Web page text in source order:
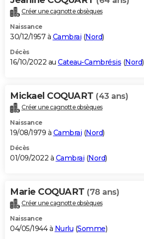
Créer une cagnotte obsèques
Naissance
30/12/1957 à Cambrai (Nord)
Décès
16/10/2022 au Cateau-Cambrésis (Nord)
Mickael COQUART (43 ans)
Créer une cagnotte obsèques
Naissance
19/08/1979 à Cambrai (Nord)
Décès
01/09/2022 à Cambrai (Nord)
Marie COQUART (78 ans)
Créer une cagnotte obsèques
Naissance
04/05/1944 à Nurlu (Somme)